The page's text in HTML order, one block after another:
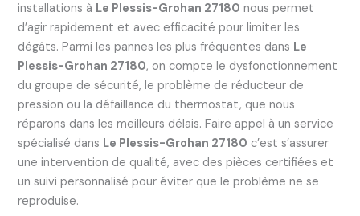
installations à Le Plessis-Grohan 27180 nous permet
d’agir rapidement et avec efficacité pour limiter les
dégâts. Parmi les pannes les plus fréquentes dans Le
Plessis-Grohan 27180, on compte le dysfonctionnement
du groupe de sécurité, le problème de réducteur de
pression ou la défaillance du thermostat, que nous
réparons dans les meilleurs délais. Faire appel à un service
spécialisé dans Le Plessis-Grohan 27180 c’est s’assurer
une intervention de qualité, avec des pièces certifiées et
un suivi personnalisé pour éviter que le problème ne se
reproduise.